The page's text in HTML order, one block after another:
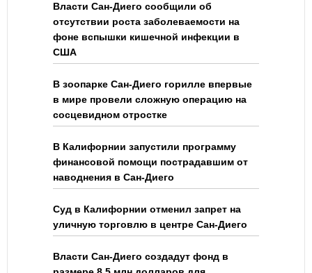
Власти Сан-Диего сообщили об
отсутствии роста заболеваемости на
фоне вспышки кишечной инфекции в
США
В зоопарке Сан-Диего горилле впервые
в мире провели сложную операцию на
сосцевидном отростке
В Калифорнии запустили программу
финансовой помощи пострадавшим от
наводнения в Сан-Диего
Суд в Калифорнии отменил запрет на
уличную торговлю в центре Сан-Диего
Власти Сан-Диего создадут фонд в